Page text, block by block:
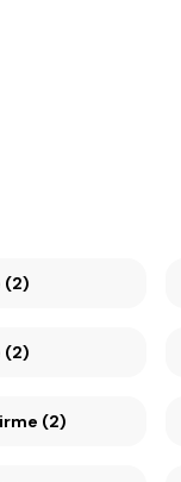
(2)
(2)
(2)